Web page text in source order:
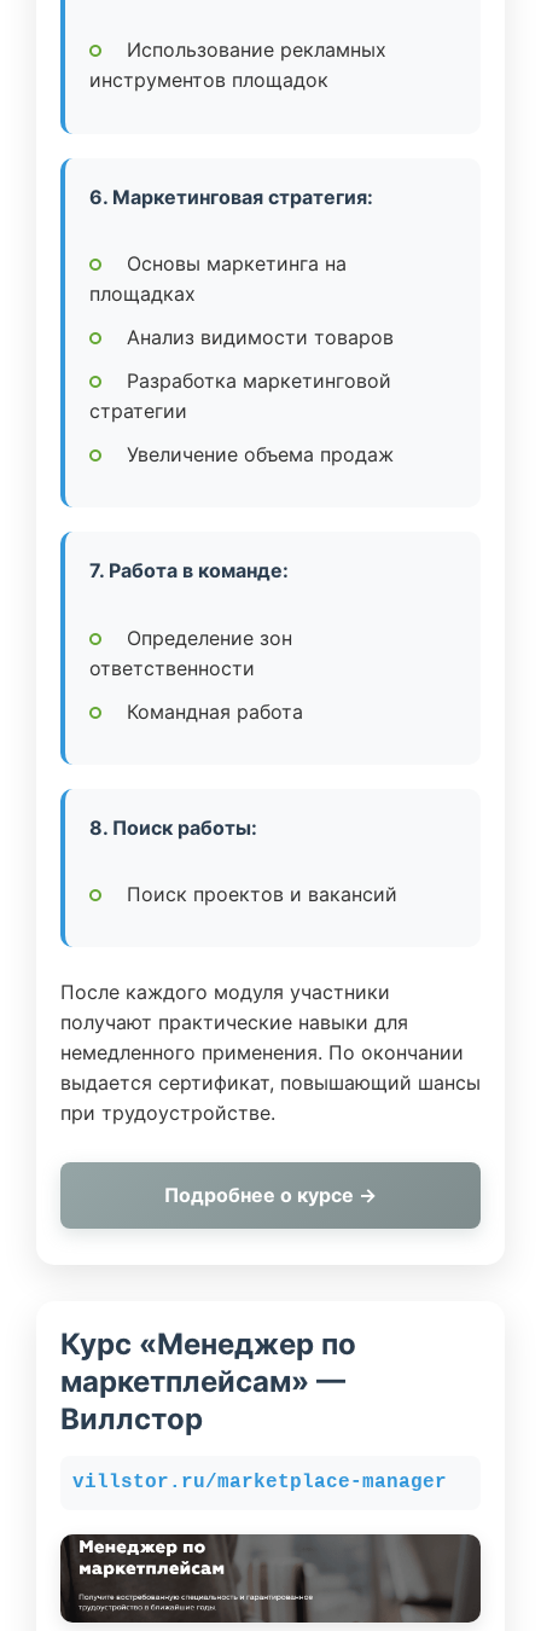
Использование рекламных
инструментов площадок
6. Маркетинговая стратегия:
Основы маркетинга на
площадках
Анализ видимости товаров
Разработка маркетинговой
стратегии
Увеличение объема продаж
7. Работа в команде:
Определение зон
ответственности
Командная работа
8. Поиск работы:
Поиск проектов и вакансий
После каждого модуля участники
получают практические навыки для
немедленного применения. По окончании
выдается сертификат, повышающий шансы
при трудоустройстве.
Подробнее о курсе →
Курс «Менеджер по
маркетплейсам» —
Виллстор
villstor.ru/marketplace-manager